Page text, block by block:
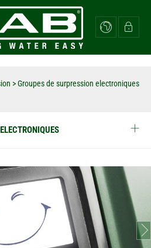
>Groupes de surpression electroniques
next